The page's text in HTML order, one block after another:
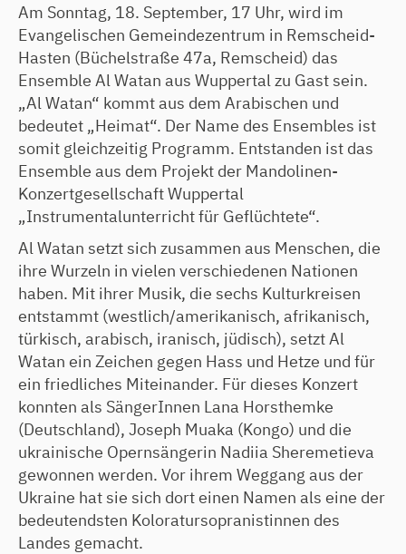
Am Sonntag, 18. September, 17 Uhr, wird im
Evangelischen Gemeindezentrum in Remscheid-
Hasten (Büchelstraße 47a, Remscheid) das
Ensemble Al Watan aus Wuppertal zu Gast sein.
„Al Watan“ kommt aus dem Arabischen und
bedeutet „Heimat“. Der Name des Ensembles ist
somit gleichzeitig Programm. Entstanden ist das
Ensemble aus dem Projekt der Mandolinen-
Konzertgesellschaft Wuppertal
„Instrumentalunterricht für Geflüchtete“.
Al Watan setzt sich zusammen aus Menschen, die
ihre Wurzeln in vielen verschiedenen Nationen
haben. Mit ihrer Musik, die sechs Kulturkreisen
entstammt (westlich/amerikanisch, afrikanisch,
türkisch, arabisch, iranisch, jüdisch), setzt Al
Watan ein Zeichen gegen Hass und Hetze und für
ein friedliches Miteinander. Für dieses Konzert
konnten als SängerInnen Lana Horsthemke
(Deutschland), Joseph Muaka (Kongo) und die
ukrainische Opernsängerin Nadiia Sheremetieva
gewonnen werden. Vor ihrem Weggang aus der
Ukraine hat sie sich dort einen Namen als eine der
bedeutendsten Koloratursopranistinnen des
Landes gemacht.